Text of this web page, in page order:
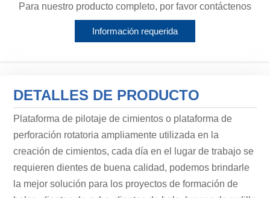
Para nuestro producto completo, por favor contáctenos
Información requerida
DETALLES DE PRODUCTO
Plataforma de pilotaje de cimientos o plataforma de
perforación rotatoria ampliamente utilizada en la
creación de cimientos, cada día en el lugar de trabajo se
requieren dientes de buena calidad, podemos brindarle
la mejor solución para los proyectos de formación de